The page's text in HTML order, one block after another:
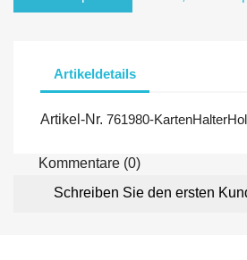
Artikeldetails
Artikel-Nr. 761980-
Kommentare (0)
Schreiben Sie den ersten